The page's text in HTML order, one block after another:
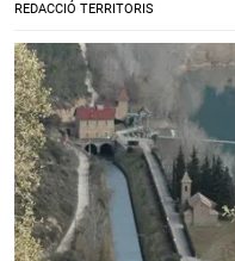
REDACCIÓ TERRITORIS